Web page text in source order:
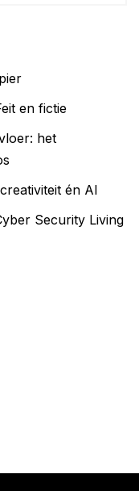
en fictie
het
én AI
Security Living